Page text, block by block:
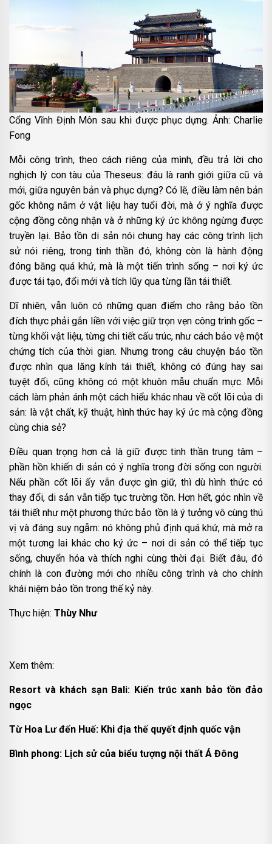
Cổng Vĩnh Định Môn sau khi được phục dựng. Ảnh: Charlie
Fong
Mỗi công trình, theo cách riêng của mình, đều trả lời cho
nghịch lý con tàu của Theseus: đâu là ranh giới giữa cũ và
mới, giữa nguyên bản và phục dựng? Có lẽ, điều làm nên bản
gốc không nằm ở vật liệu hay tuổi đời, mà ở ý nghĩa được
cộng đồng công nhận và ở những ký ức không ngừng được
truyền lại. Bảo tồn di sản nói chung hay các công trình lịch
sử nói riêng, trong tinh thần đó, không còn là hành động
đóng băng quá khứ, mà là một tiến trình sống – nơi ký ức
được tái tạo, đổi mới và tích lũy qua từng lần tái thiết.
Dĩ nhiên, vẫn luôn có những quan điểm cho rằng bảo tồn
đích thực phải gắn liền với việc giữ trọn vẹn công trình gốc –
từng khối vật liệu, từng chi tiết cấu trúc, như cách bảo vệ một
chứng tích của thời gian. Nhưng trong câu chuyện bảo tồn
được nhìn qua lăng kính tái thiết, không có đúng hay sai
tuyệt đối, cũng không có một khuôn mẫu chuẩn mực. Mỗi
cách làm phản ánh một cách hiểu khác nhau về cốt lõi của di
sản: là vật chất, kỹ thuật, hình thức hay ký ức mà cộng đồng
cùng chia sẻ?
Điều quan trọng hơn cả là giữ được tinh thần trung tâm –
phần hồn khiến di sản có ý nghĩa trong đời sống con người.
Nếu phần cốt lõi ấy vẫn được gìn giữ, thì dù hình thức có
thay đổi, di sản vẫn tiếp tục trường tồn. Hơn hết, góc nhìn về
tái thiết như một phương thức bảo tồn là ý tưởng vô cùng thú
vị và đáng suy ngẫm: nó không phủ định quá khứ, mà mở ra
một tương lai khác cho ký ức – nơi di sản có thể tiếp tục
sống, chuyển hóa và thích nghi cùng thời đại. Biết đâu, đó
chính là con đường mới cho nhiều công trình và cho chính
khái niệm bảo tồn trong thế kỷ này.
Thực hiện: Thùy Như
Xem thêm:
Resort và khách sạn Bali: Kiến trúc xanh bảo tồn đảo
ngọc
Từ Hoa Lư đến Huế: Khi địa thế quyết định quốc vận
Bình phong: Lịch sử của biểu tượng nội thất Á Đông